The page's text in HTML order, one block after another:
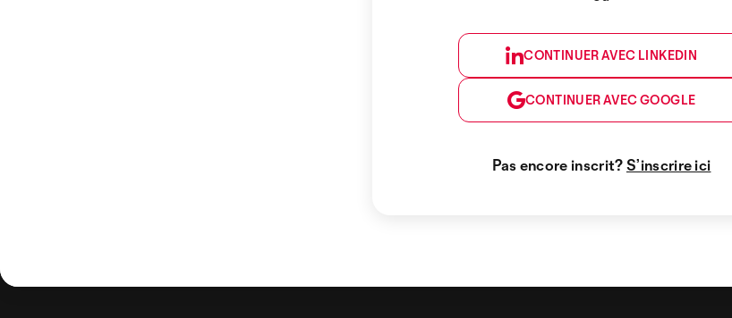
CONTINUER AVEC LINKEDIN
CONTINUER AVEC GOOGLE
Pas encore inscrit?S’inscrire ici